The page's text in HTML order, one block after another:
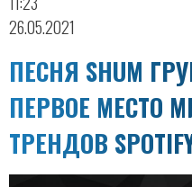
26.05.2021
ПЕСНЯ SHUM
ПЕРВОЕ МЕСТО
ТРЕНДОВ